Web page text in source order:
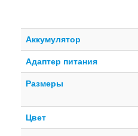
Аккумулятор
Адаптер питания
Размеры
Цвет